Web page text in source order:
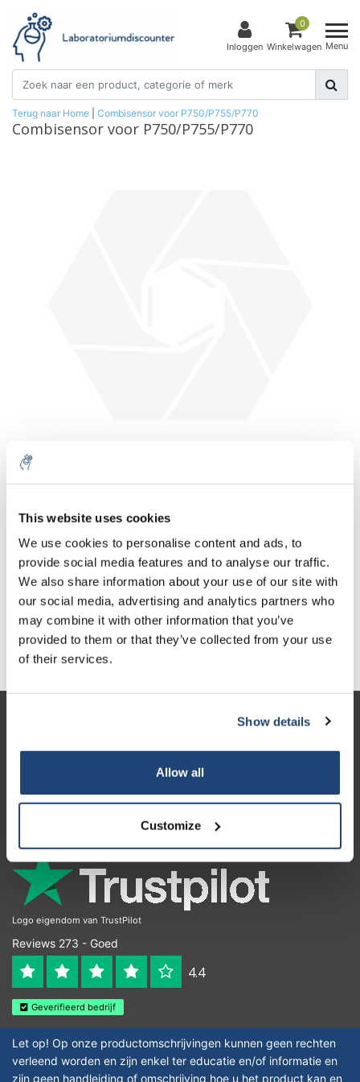
This website uses cookies
We use cookies to personalise content and ads, to
provide social media features and to analyse our traffic.
We also share information about your use of our site with
our social media, advertising and analytics partners who
may combine it with other information that you’ve
provided to them or that they’ve collected from your use
of their services.
Show details
Allow all
Customize
Inloggen
0
Winkelwagen Menu
Terug naar Home Combisensor voor P750/P755/P770
Combisensor voor P750/P755/P770
1 Stuk Excl. btw
€247,93
Incl. btw
Toevoegen aan winkelwagen
Informatie
Contactgegevens
Logo eigendom van TrustPilot
Reviews 273 - Goed
4.4
Geverifieerd bedrijf
Let op! Op onze productomschrijvingen kunnen geen rechten
verleend worden en zijn enkel ter educatie en/of informatie en
zijn geen handleiding of omschrijving hoe u het product kan en